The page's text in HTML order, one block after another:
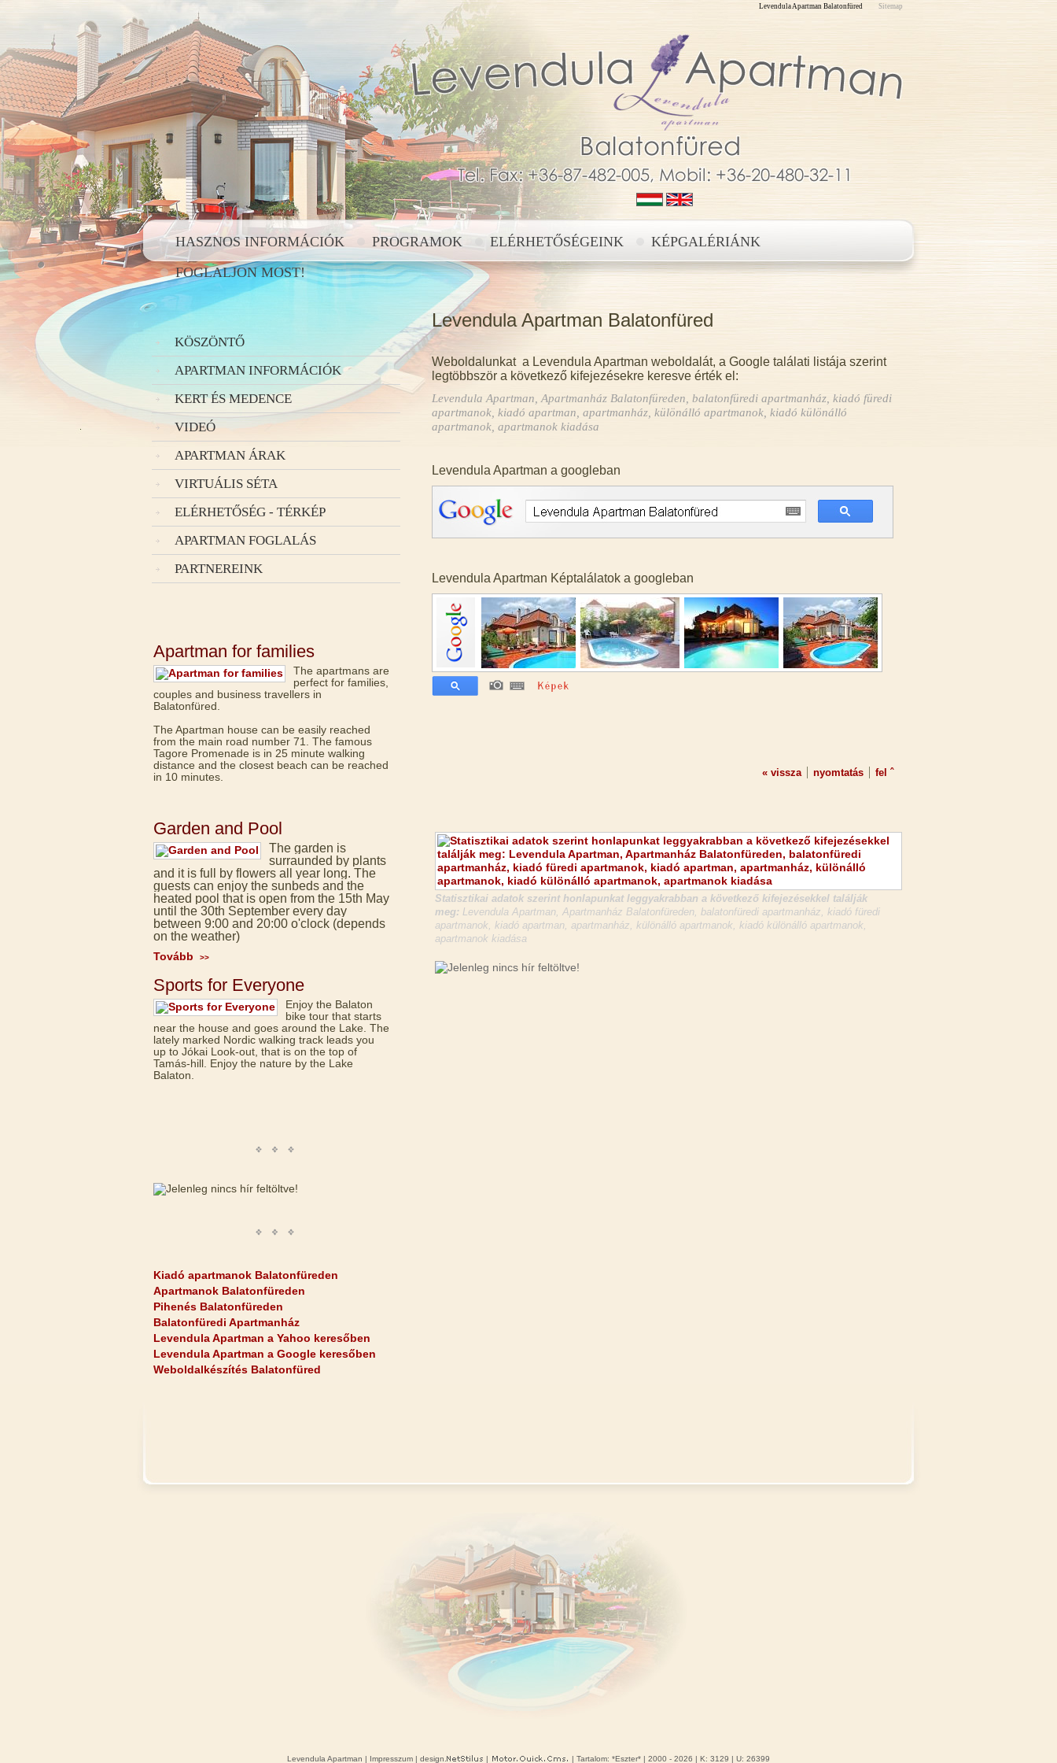
Levendula Apartman Balatonfüred Sitemap
HASZNOS INFORMÁCIÓK PROGRAMOK ELÉRHETŐSÉGEINK
KÉPGALÉRIÁNK
FOGLALJON MOST!
KÖSZÖNTŐ
APARTMAN INFORMÁCIÓK
KERT ÉS MEDENCE
VIDEÓ
APARTMAN ÁRAK
VIRTUÁLIS SÉTA
ELÉRHETŐSÉG - TÉRKÉP
APARTMAN FOGLALÁS
PARTNEREINK
Apartman for families
The apartmans are
perfect for families,
couples and business travellers in
Balatonfüred.
The Apartman house can be easily reached
from the main road number 71. The famous
Tagore Promenade is in 25 minute walking
distance and the closest beach can be reached
in 10 minutes.
Garden and Pool
The garden is
surraunded by plants
and it is full by flowers all year long. The
guests can enjoy the sunbeds and the
heated pool that is open from the 15th May
until the 30th September every day
between 9:00 and 20:00 o'clock (depends
on the weather)
Tovább >>
Sports for Everyone
Enjoy the Balaton
bike tour that starts
near the house and goes around the Lake. The
lately marked Nordic walking track leads you
up to Jókai Look-out, that is on the top of
Tamás-hill. Enjoy the nature by the Lake
Balaton.
Kiadó apartmanok Balatonfüreden
Apartmanok Balatonfüreden
Pihenés Balatonfüreden
Balatonfüredi Apartmanház
Levendula Apartman a Yahoo keresőben
Levendula Apartman a Google keresőben
Weboldalkészítés Balatonfüred
Levendula Apartman Balatonfüred
Weboldalunkat a Levendula Apartman weboldalát, a Google találati listája szerint
legtöbbször a következő kifejezésekre keresve érték el:
Levendula Apartman, Apartmanház Balatonfüreden, balatonfüredi apartmanház, kiadó füredi
apartmanok, kiadó apartman, apartmanház, különálló apartmanok, kiadó különálló
apartmanok, apartmanok kiadása
Levendula Apartman a googleban
Levendula Apartman Képtalálatok a googleban
fel ˆ
nyomtatás
« vissza
Statisztikai adatok szerint honlapunkat leggyakrabban a következő kifejezésekkel találják
meg: Levendula Apartman, Apartmanház Balatonfüreden, balatonfüredi apartmanház, kiadó füredi
apartmanok, kiadó apartman, apartmanház, különálló apartmanok, kiadó különálló apartmanok,
apartmanok kiadása
Levendula Apartman | Impresszum | design. | | Tartalom: *Eszter* | 2000 - 2026 | K: 3129 | U: 26399